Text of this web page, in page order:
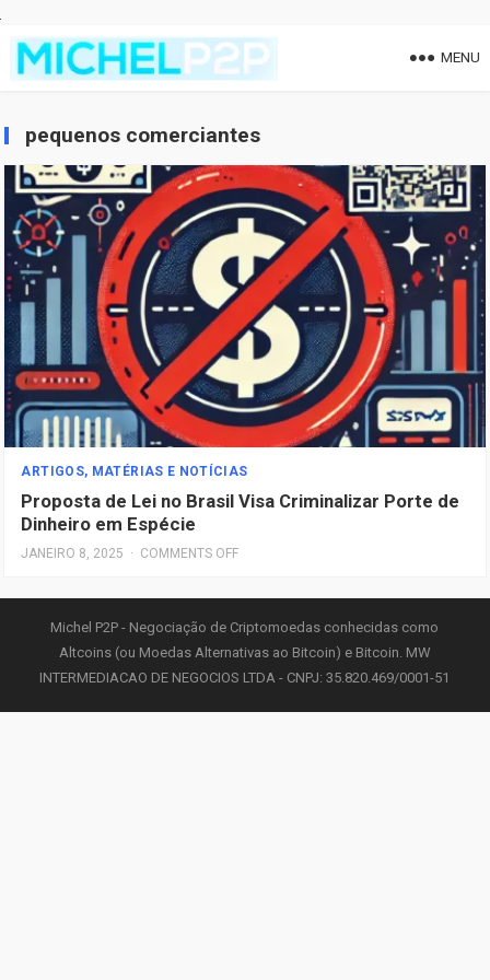
MENU
pequenos comerciantes
ARTIGOS, MATÉRIAS E NOTÍCIAS
Proposta de Lei no Brasil Visa Criminalizar Porte de
Dinheiro em Espécie
JANEIRO 8, 2025 · COMMENTS OFF
Michel P2P - Negociação de Criptomoedas conhecidas como
Altcoins (ou Moedas Alternativas ao Bitcoin) e Bitcoin. MW
INTERMEDIACAO DE NEGOCIOS LTDA - CNPJ: 35.820.469/0001-51